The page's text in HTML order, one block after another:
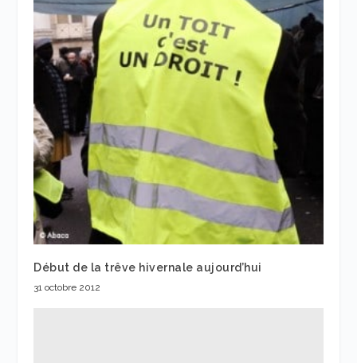
Début de la trêve hivernale aujourd’hui
31 octobre 2012